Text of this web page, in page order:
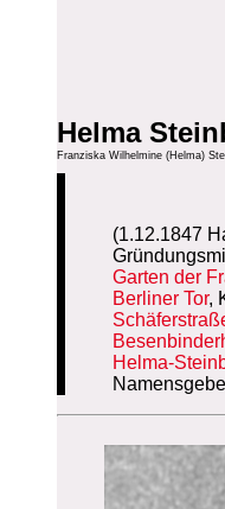
Helma
Franziska Wilhelmine (Helma)
(1.12.1847
Garten der
Berliner Tor,
Helma-